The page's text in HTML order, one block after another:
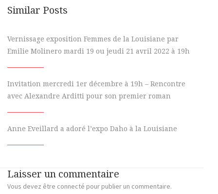
Similar Posts
Vernissage exposition Femmes de la Louisiane par
Emilie Molinero mardi 19 ou jeudi 21 avril 2022 à 19h
Invitation mercredi 1er décembre à 19h – Rencontre
avec Alexandre Arditti pour son premier roman
Anne Eveillard a adoré l’expo Daho à la Louisiane
Laisser un commentaire
Vous devez être connecté pour publier un commentaire.